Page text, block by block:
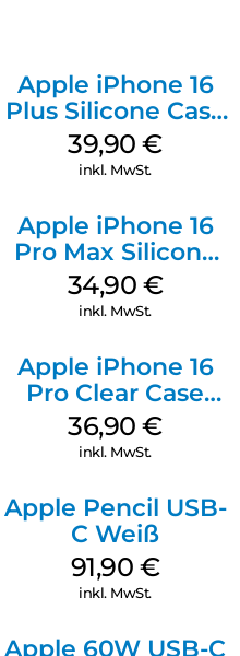
Apple iPhone 16
Plus Silicone Case
MagSafe Plum
39,90€
inkl. MwSt.
Apple iPhone 16
Pro Max Silicone
Case MagSafe
Denim
34,90 €
inkl. MwSt.
Apple iPhone 16
Pro Clear Case
MagSafe
Transparent
36,90€
inkl. MwSt.
Apple Pencil USB-
C Weiß
91,90 €
inkl. MwSt.
Apple 60W USB-C